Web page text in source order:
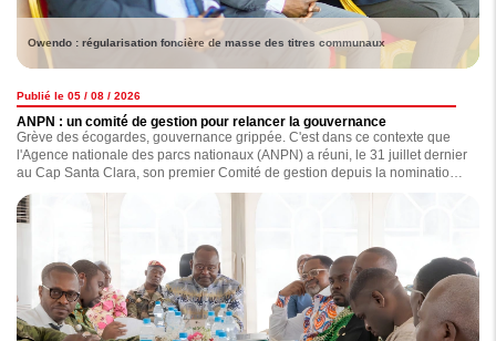
Owendo : régularisation foncière de masse des titres communaux
Publié le 05 / 08 / 2026
ANPN : un comité de gestion pour relancer la gouvernance
Grève des écogardes, gouvernance grippée. C'est dans ce contexte que
l'Agence nationale des parcs nationaux (ANPN) a réuni, le 31 juillet dernier
au Cap Santa Clara, son premier Comité de gestion depuis la nomination
de ses principaux dirigeants en octobre 2023. Au-delà de l'examen des
dossiers, cette session devait remettre en marche les instances dirigeantes
de l'Agence. Suffira-t-elle à sortir l'ANPN de l'impasse dans laquelle elle